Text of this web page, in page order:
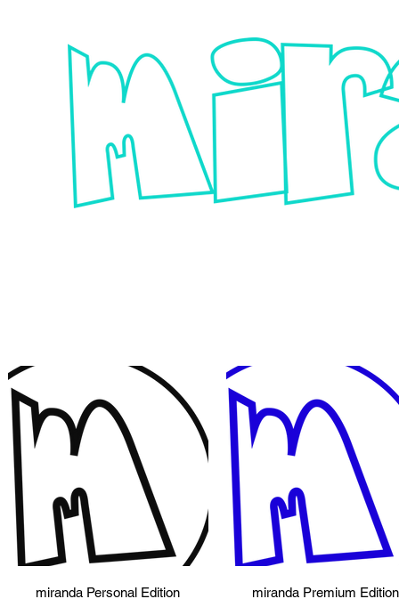
快速瀏覽
miranda Personal Edition
快速瀏覽
miranda Premium Edition